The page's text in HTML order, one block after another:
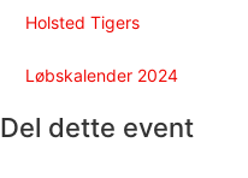
Holsted Tigers
Løbskalender 2024
Del dette event